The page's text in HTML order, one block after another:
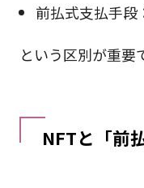
前払式支払手段
という区別が重要
NFTと「前